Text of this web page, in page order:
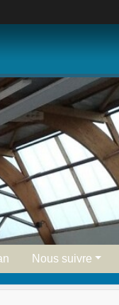
Nous suivre